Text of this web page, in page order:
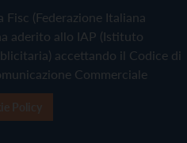
(Federazione Italiana
aderito allo IAP (Istituto
accettando il Codice di
Commerciale